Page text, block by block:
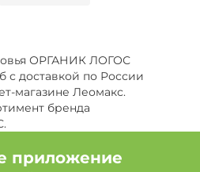
Бренд Medica
Бренд PLASMALOGEN
ОРГАНИК ЛОГОС
с доставкой по России
магазине Леомакс.
бренда
приложение